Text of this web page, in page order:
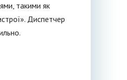
такими як
Диспетчер